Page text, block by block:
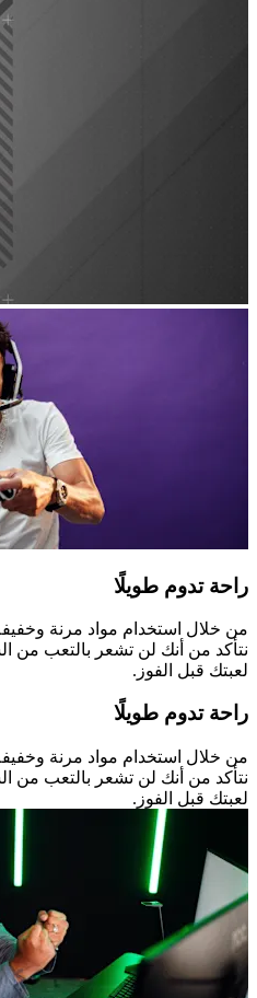
راحة تدوم طويلًا
من خلال استخدام مواد مرنة
نتأكد من أنك لن تشعر بالتعب من
لعبتك قبل الفوز.
راحة تدوم طويلًا
من خلال استخدام مواد مرنة
نتأكد من أنك لن تشعر بالتعب من
لعبتك قبل الفوز.